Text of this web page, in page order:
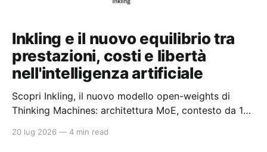
Inkling e il nuovo equilibrio tra
prestazioni, costi e libertà
nell'intelligenza artificiale
Scopri Inkling, il nuovo modello open-weights di
Thinking Machines: architettura MoE, contesto da 1
enterprise.
20 lug 2026 — 4 min read